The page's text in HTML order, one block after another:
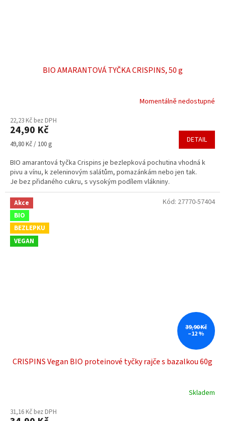
BIO AMARANTOVÁ TYČKA CRISPINS, 50 g
Momentálně nedostupné
22,23 Kč bez DPH
24,90 Kč
Měrná
49,80 Kč / 100 g DETAIL
BIO amarantová tyčka Crispins je bezlepková pochutina vhodná k
pivu a vínu, k zeleninovým salátům, pomazánkám nebo jen tak.
Je bez přidaného cukru, s vysokým podílem vlákniny.
Akce
BIO
BEZLEPKU
VEGAN
39,90 Kč
–12 %
CRISPINS Vegan BIO proteinové tyčky rajče s bazalkou 60g
Skladem
31,16 Kč bez DPH
Kód: 27770-57404